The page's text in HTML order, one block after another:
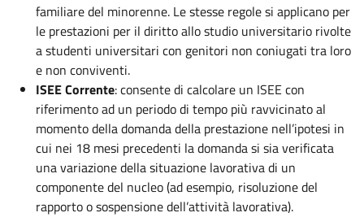
familiare del minorenne. Le stesse regole si applicano per
le prestazioni per il diritto allo studio universitario rivolte
a studenti universitari con genitori non coniugati tra loro
e non conviventi.
ISEE Corrente: consente di calcolare un ISEE con
riferimento ad un periodo di tempo più ravvicinato al
momento della domanda della prestazione nell’ipotesi in
cui nei 18 mesi precedenti la domanda si sia verificata
una variazione della situazione lavorativa di un
componente del nucleo (ad esempio, risoluzione del
rapporto o sospensione dell’attività lavorativa).